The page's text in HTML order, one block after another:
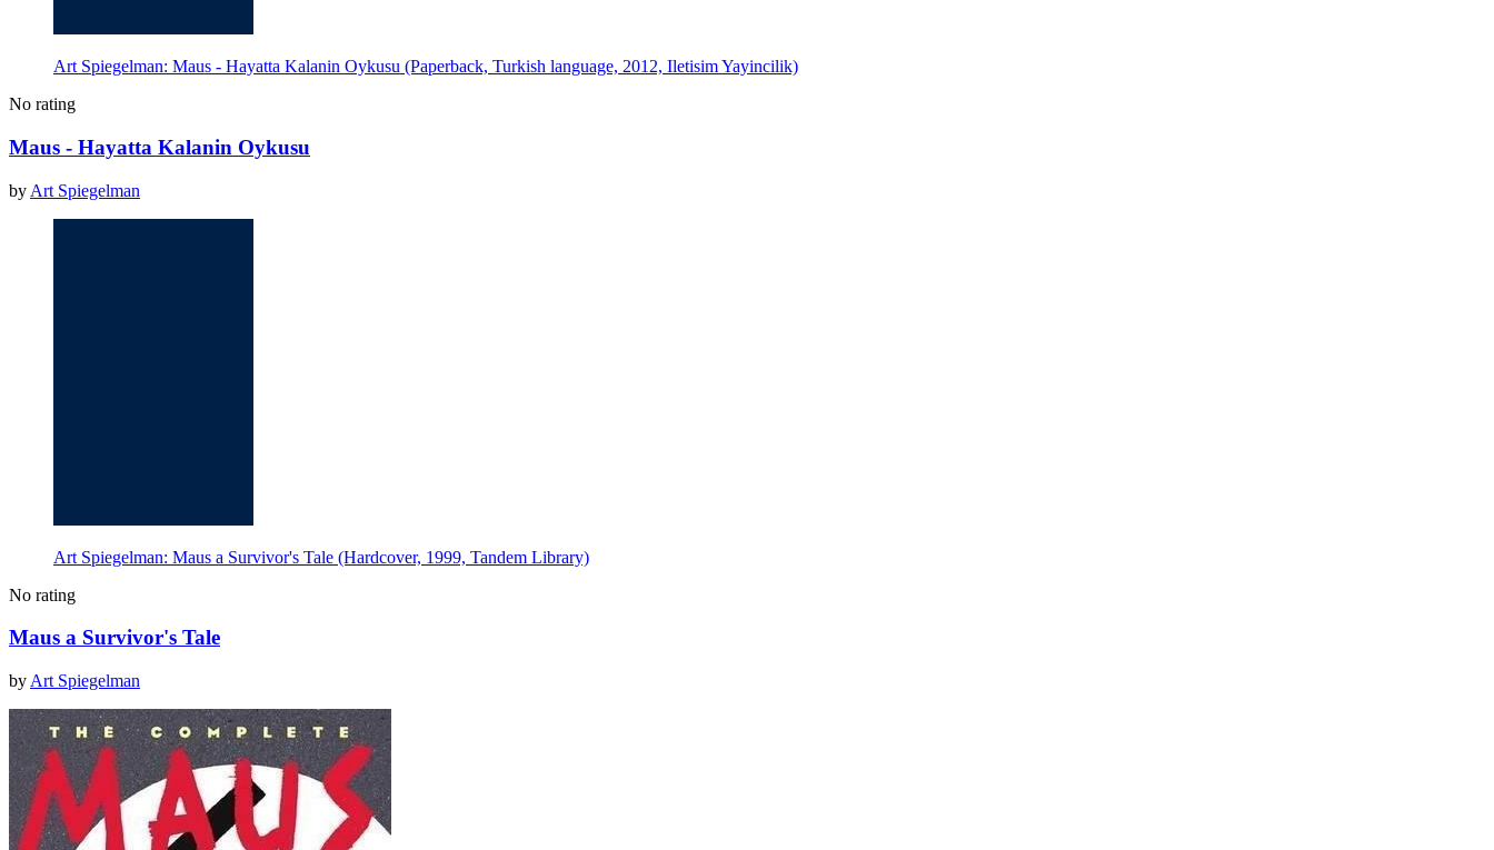
Art Spiegelman: Maus - Hayatta Kalanin Oykusu (Paperback, Turkish language, 2012, Iletisim Yayincilik)
No rating
Maus - Hayatta Kalanin Oykusu
by Art Spiegelman
Art Spiegelman: Maus a Survivor's Tale (Hardcover, 1999, Tandem Library)
No rating
Maus a Survivor's Tale
by Art Spiegelman